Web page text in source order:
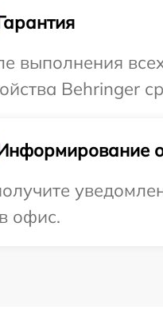
выполнения
Behringer
о
офис.